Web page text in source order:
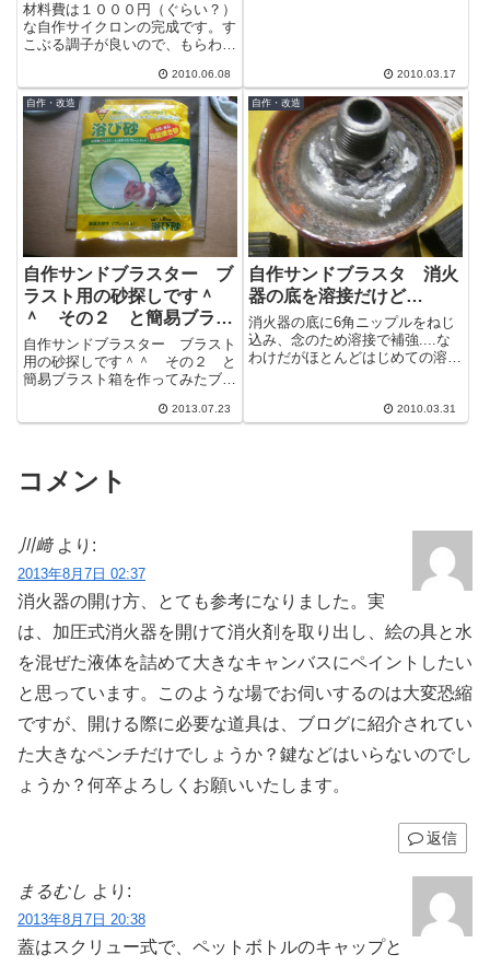
材料費は１０００円（ぐらい？）
な自作サイクロンの完成です。す
こぶる調子が良いので、もらわれ
でおくる事でしょう＾＾ペール缶
より上のサ...
2010.06.08 2010.03.17
自作・改造
自作サンドブラスター ブ
ラスト用の砂探しです＾
＾ その２ と簡易ブラス
ト箱を作ってみた
自作サンドブラスター ブラスト
用の砂探しです＾＾ その２ と
簡易ブラスト箱を作ってみたブラ
のはとホームセンターを物色して
2013.07.23
自作・改造
自作サンドブラスタ 消火
器の底を溶接だけど…
消火器の底に6角ニップルをねじ
込み、念のため溶接で補強....な
わけだがほとんどはじめての溶
2010.03.31
コメント
川﨑 より:
2013年8月7日 02:37
消火器の開け方、とても参考になりました。実
は、加圧式消火器を開けて消火剤を取り出し、絵の具と水
を混ぜた液体を詰めて大きなキャンバスにペイントしたい
と思っています。このような場でお伺いするのは大変恐縮
ですが、開ける際に必要な道具は、ブログに紹介されてい
た大きなペンチだけでしょうか？鍵などはいらないのでし
ょうか？何卒よろしくお願いいたします。
返信
まるむし より:
2013年8月7日 20:38
蓋はスクリュー式で、ペットボトルのキャップと